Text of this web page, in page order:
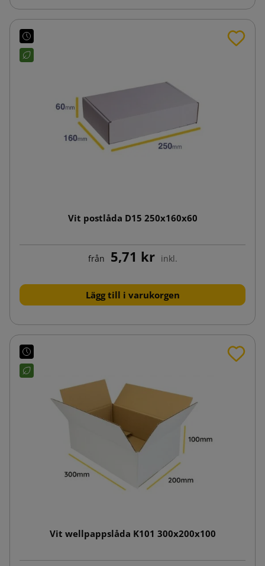
Vit postlåda D15 250x160x60
från 5,71 kr inkl.
Lägg till i varukorgen
Vit wellpappslåda K101 300x200x100